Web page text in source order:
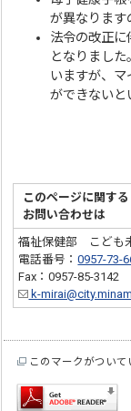
が異なります
法令の改正
となりまし
いますが、
ができないと
このページに関する
お問い合わせは
福祉保健部 こども
電話番号：0957-73-
Fax：0957-85-3142
k-
このマークがつい